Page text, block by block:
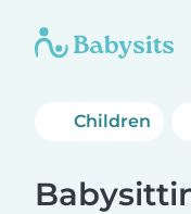
Children